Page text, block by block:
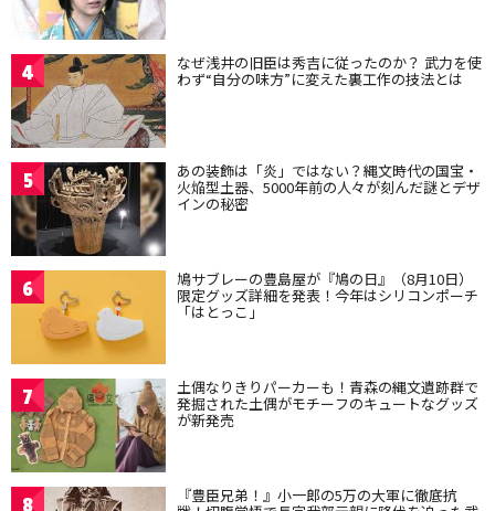
4 なぜ浅井の旧臣は秀吉に従ったのか？ 武力を使
わず“自分の味方”に変えた裏工作の技法とは
5 あの装飾は「炎」ではない？縄文時代の国宝・
火焔型土器、5000年前の人々が刻んだ謎とデザ
インの秘密
6 鳩サブレーの豊島屋が『鳩の日』（8月10日）
限定グッズ詳細を発表！今年はシリコンポーチ
「はとっこ」
7 土偶なりきりパーカーも！青森の縄文遺跡群で
発掘された土偶がモチーフのキュートなグッズ
が新発売
8 『豊臣兄弟！』小一郎の5万の大軍に徹底抗